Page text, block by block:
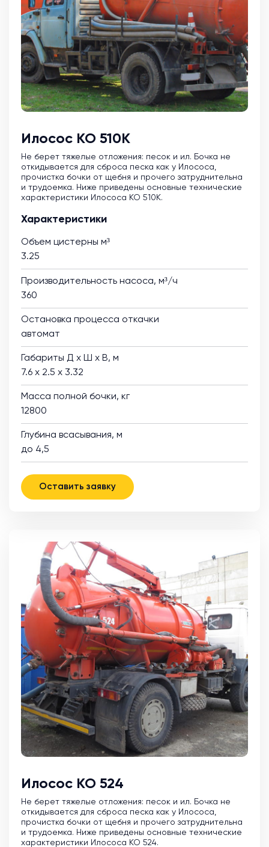
Илосос КО 510К
Не берет тяжелые отложения: песок и ил. Бочка не
откидывается для сброса песка как у Илососа,
прочистка бочки от щебня и прочего затруднительна
и трудоемка. Ниже приведены основные технические
характеристики Илососа КО 510К.
Характеристики
Объем цистерны м³
3.25
Производительность насоса, м³/ч
360
Остановка процесса откачки
автомат
Габариты Д х Ш х В, м
7.6 х 2.5 х 3.32
Масса полной бочки, кг
12800
Глубина всасывания, м
до 4,5
Оставить заявку
Илосос КО 524
Не берет тяжелые отложения: песок и ил. Бочка не
откидывается для сброса песка как у Илососа,
прочистка бочки от щебня и прочего затруднительна
и трудоемка. Ниже приведены основные технические
характеристики Илососа КО 524.